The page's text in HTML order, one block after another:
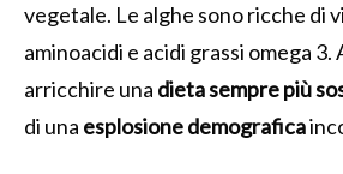
vegetale. Le alghe sono ricche di
aminoacidi e acidi grassi omega
arricchire una dieta sempre più
di una esplosione demografica